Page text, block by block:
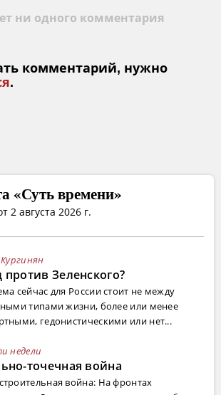
ни одного комментария
комментарий, нужно
.
«Суть времени»
2 августа 2026 г.
против Зеленского?
сейчас для России стоит не между
типами жизни, более или менее
гедонистическими или нет...
недели
точечная война
война: На фронтах